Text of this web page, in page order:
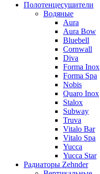
Полотенцесушители
Водяные
Aura
Aura Bow
Bluebell
Cornwall
Diva
Forma Inox
Forma Spa
Nobis
Quaro Inox
Stalox
Subway
Truva
Vitalo Bar
Vitalo Spa
Yucca
Yucca Star
Радиаторы Zehnder